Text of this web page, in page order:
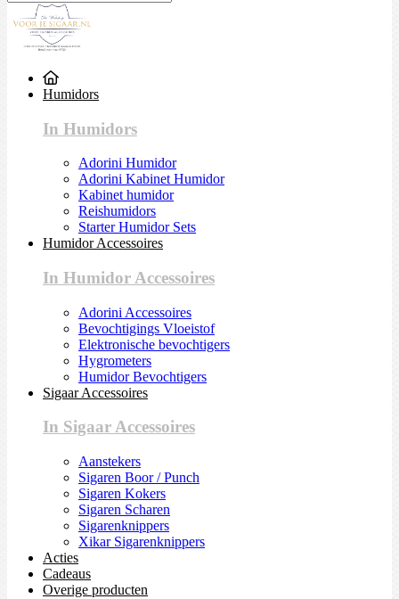
Humidors
In Humidors
Adorini Humidor
Adorini Kabinet Humidor
Kabinet humidor
Reishumidors
Starter Humidor Sets
Humidor Accessoires
In Humidor Accessoires
Adorini Accessoires
Bevochtigings Vloeistof
Elektronische bevochtigers
Hygrometers
Humidor Bevochtigers
Sigaar Accessoires
In Sigaar Accessoires
Aanstekers
Sigaren Boor / Punch
Sigaren Kokers
Sigaren Scharen
Sigarenknippers
Xikar Sigarenknippers
Acties
Cadeaus
Overige producten